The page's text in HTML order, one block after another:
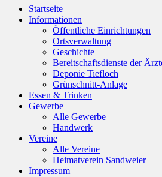
Startseite
Informationen
Öffentliche Einrichtungen
Ortsverwaltung
Geschichte
Bereitschaftsdienste der
Deponie Tiefloch
Grünschnitt-Anlage
Essen & Trinken
Gewerbe
Alle Gewerbe
Handwerk
Vereine
Alle Vereine
Heimatverein Sandweier
Impressum